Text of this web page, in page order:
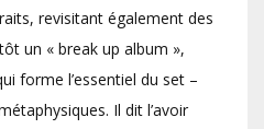
revisitant également des
un « break up album »,
forme l’essentiel du set –
Il dit l’avoir